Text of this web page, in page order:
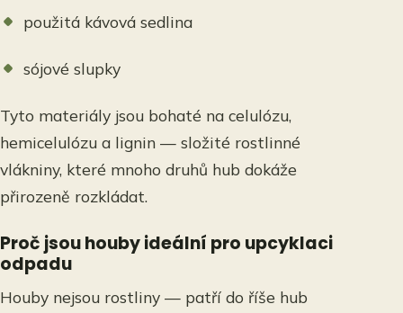
použitá kávová sedlina
sójové slupky
Tyto materiály jsou bohaté na celulózu,
hemicelulózu a lignin — složité rostlinné
vlákniny, které mnoho druhů hub dokáže
přirozeně rozkládat.
Proč jsou houby ideální pro upcyklaci
odpadu
Houby nejsou rostliny — patří do říše hub